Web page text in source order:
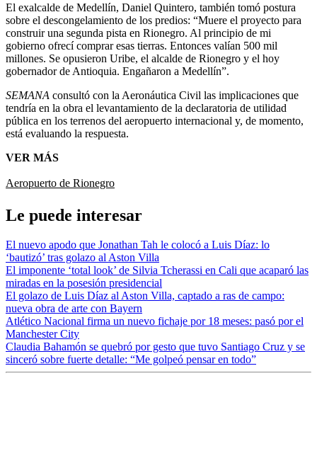
El exalcalde de Medellín, Daniel Quintero, también tomó postura
sobre el descongelamiento de los predios: “Muere el proyecto para
construir una segunda pista en Rionegro. Al principio de mi
gobierno ofrecí comprar esas tierras. Entonces valían 500 mil
millones. Se opusieron Uribe, el alcalde de Rionegro y el hoy
gobernador de Antioquia. Engañaron a Medellín”.
SEMANA consultó con la Aeronáutica Civil las implicaciones que
tendría en la obra el levantamiento de la declaratoria de utilidad
pública en los terrenos del aeropuerto internacional y, de momento,
está evaluando la respuesta.
VER MÁS
Aeropuerto de Rionegro
Le puede interesar
El nuevo apodo que Jonathan Tah le colocó a Luis Díaz: lo
‘bautizó’ tras golazo al Aston Villa
El imponente ‘total look’ de Silvia Tcherassi en Cali que acaparó las
miradas en la posesión presidencial
El golazo de Luis Díaz al Aston Villa, captado a ras de campo:
nueva obra de arte con Bayern
Atlético Nacional firma un nuevo fichaje por 18 meses: pasó por el
Manchester City
Claudia Bahamón se quebró por gesto que tuvo Santiago Cruz y se
sinceró sobre fuerte detalle: “Me golpeó pensar en todo”